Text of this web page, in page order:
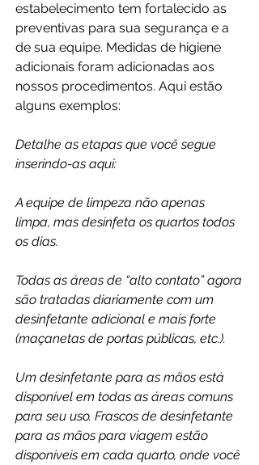
estabelecimento tem fortalecido as
preventivas para sua segurança e a
de sua equipe. Medidas de higiene
adicionais foram adicionadas aos
nossos procedimentos. Aqui estão
alguns exemplos:
Detalhe as etapas que você segue
inserindo-as aqui:
A equipe de limpeza não apenas
limpa, mas desinfeta os quartos todos
os dias.
Todas as áreas de “alto contato” agora
são tratadas diariamente com um
desinfetante adicional e mais forte
(maçanetas de portas públicas, etc.).
Um desinfetante para as mãos está
disponível em todas as áreas comuns
para seu uso. Frascos de desinfetante
para as mãos para viagem estão
disponíveis em cada quarto, onde você